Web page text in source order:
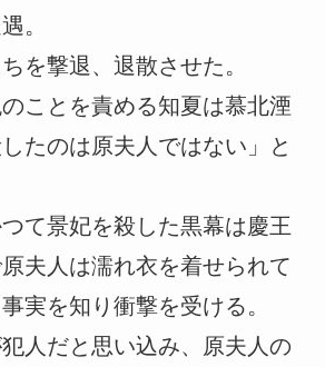
。
を撃退、退散させた。
ことを責める知夏は慕北湮
たのは原夫人ではない」と
て景妃を殺した黒幕は慶王
夫人は濡れ衣を着せられて
実を知り衝撃を受ける。
人だと思い込み、原夫人の